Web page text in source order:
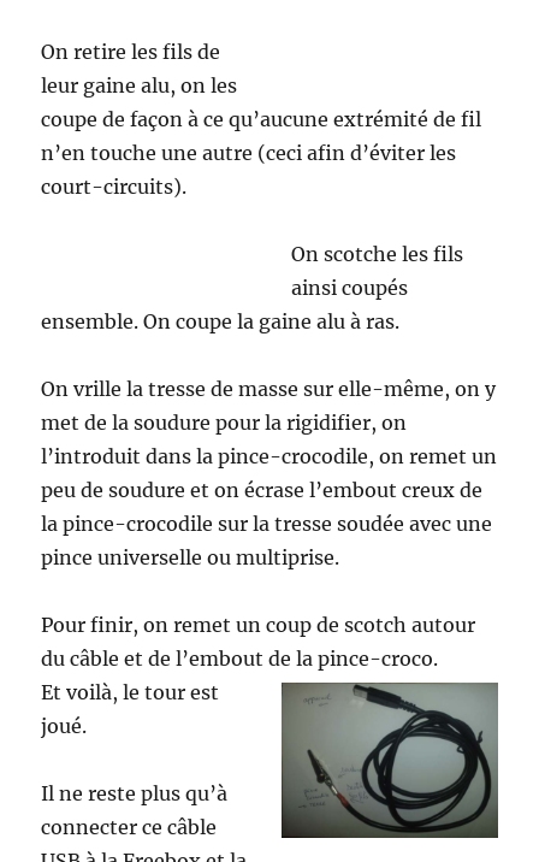
On retire les fils de
leur gaine alu, on les
coupe de façon à ce qu’aucune extrémité de fil
n’en touche une autre (ceci afin d’éviter les
court-circuits).
On scotche les fils
ainsi coupés
ensemble. On coupe la gaine alu à ras.
On vrille la tresse de masse sur elle-même, on y
met de la soudure pour la rigidifier, on
l’introduit dans la pince-crocodile, on remet un
peu de soudure et on écrase l’embout creux de
la pince-crocodile sur la tresse soudée avec une
pince universelle ou multiprise.
Pour finir, on remet un coup de scotch autour
du câble et de l’embout de la pince-croco.
Et voilà, le tour est
joué.
Il ne reste plus qu’à
connecter ce câble